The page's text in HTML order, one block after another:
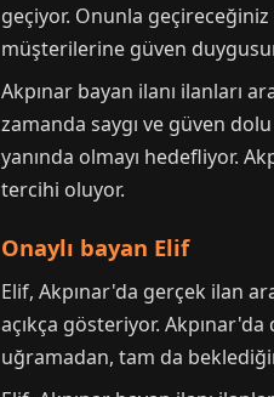
geçiyor. Onunla
müşterilerine güven
Akpınar bayan ilanı ilanları
zamanda saygı ve güven
yanında olmayı hedefliyor.
tercihi oluyor.
Onaylı bayan Elif
Elif, Akpınar'da gerçek ilan
açıkça gösteriyor.
uğramadan, tam da